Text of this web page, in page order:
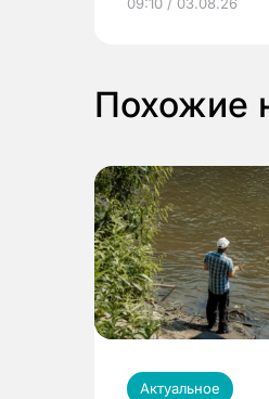
выиграть призы
09:10 / 03.08.26
Похожие
Актуальное